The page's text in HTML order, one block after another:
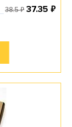
38.5₽ 37.35 ₽